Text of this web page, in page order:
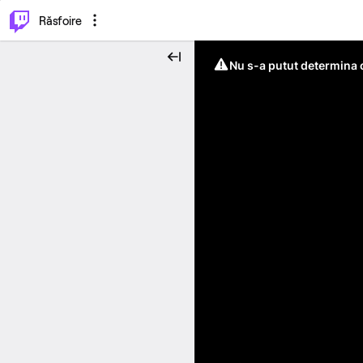
Răsfoire
Nu s-a putut